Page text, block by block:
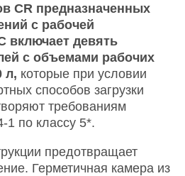
CR предназначенных
с рабочей
включает девять
с объемами рабочих
л, которые при условии
способов загрузки
требованиям
1 по классу 5*.
предотвращает
Герметичная камера из